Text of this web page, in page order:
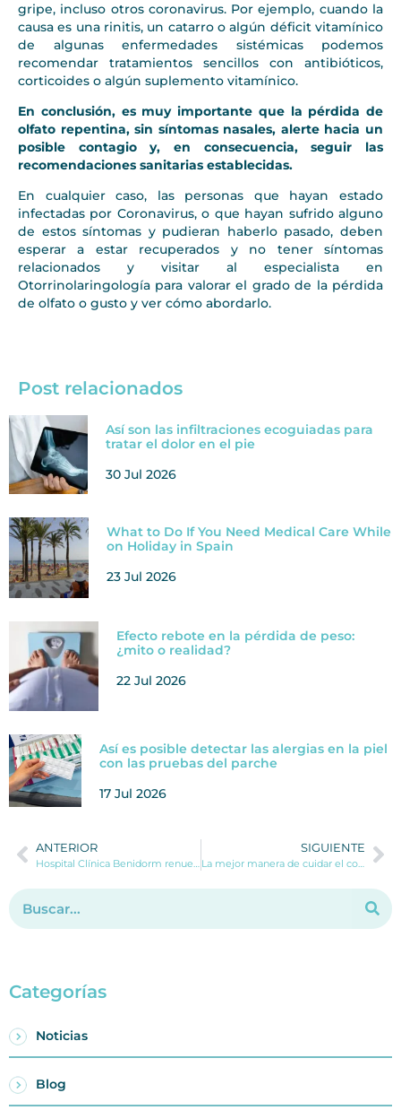
gripe, incluso otros coronavirus. Por ejemplo, cuando la
causa es una rinitis, un catarro o algún déficit vitamínico
de algunas enfermedades sistémicas podemos
recomendar tratamientos sencillos con antibióticos,
corticoides o algún suplemento vitamínico.
En conclusión, es muy importante que la pérdida de
olfato repentina, sin síntomas nasales, alerte hacia un
posible contagio y, en consecuencia, seguir las
recomendaciones sanitarias establecidas.
En cualquier caso, las personas que hayan estado
infectadas por Coronavirus, o que hayan sufrido alguno
de estos síntomas y pudieran haberlo pasado, deben
esperar a estar recuperados y no tener síntomas
relacionados y visitar al especialista en
Otorrinolaringología para valorar el grado de la pérdida
de olfato o gusto y ver cómo abordarlo.
Post relacionados
Así son las infiltraciones ecoguiadas para
tratar el dolor en el pie
30 Jul 2026
What to Do If You Need Medical Care While
on Holiday in Spain
23 Jul 2026
Efecto rebote en la pérdida de peso:
¿mito o realidad?
22 Jul 2026
Así es posible detectar las alergias en la piel
con las pruebas del parche
17 Jul 2026
ANTERIOR
Hospital Clínica Benidorm renueva su Unidad de la Obesidad con la incorporación del Dr. Alberola, experto en Cirugía Bariátrica y Oncológica
SIGUIENTE
La mejor manera de cuidar el corazón es con Prevención
Categorías
Noticias
Blog